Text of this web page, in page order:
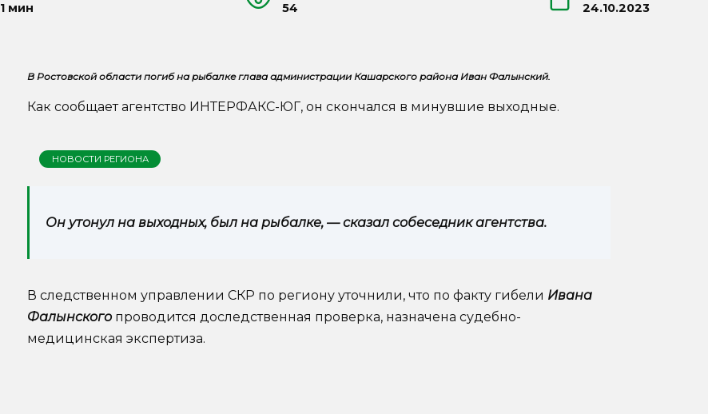
1 мин 54 24.10.2023
В Ростовской области погиб на рыбалке глава администрации Кашарского района Иван Фалынский.
Как сообщает агентство ИНТЕРФАКС-ЮГ, он скончался в минувшие выходные.
НОВОСТИ РЕГИОНА
Он утонул на выходных, был на рыбалке, — сказал собеседник агентства.
В следственном управлении СКР по региону уточнили, что по факту гибели Ивана
Фалынскогопроводится доследственная проверка, назначена судебно-
медицинская экспертиза.